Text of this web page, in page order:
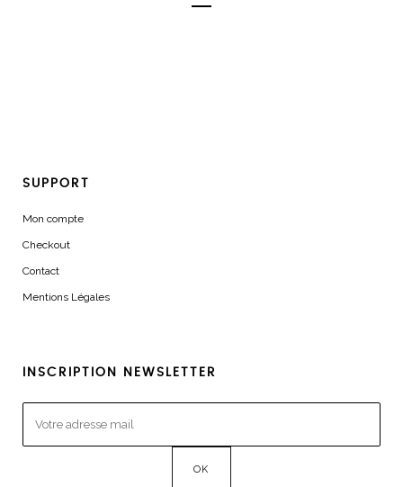
SUPPORT
Mon compte
Checkout
Contact
Mentions Légales
INSCRIPTION NEWSLETTER